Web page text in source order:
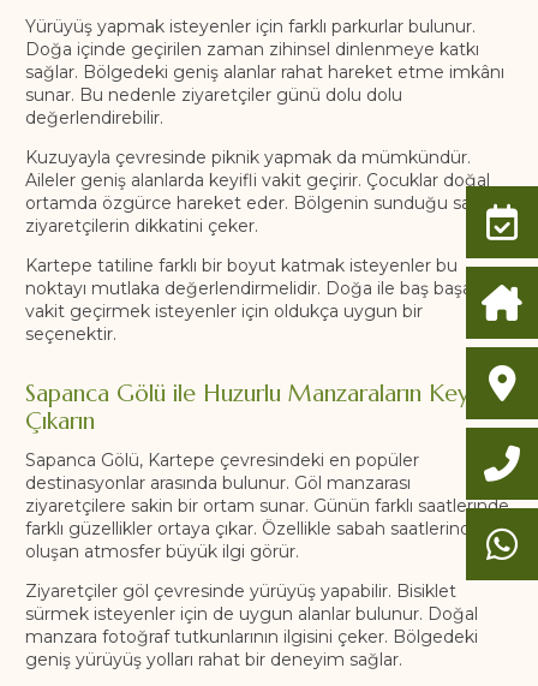
Yürüyüş yapmak isteyenler için farklı parkurlar bulunur.
Doğa içinde geçirilen zaman zihinsel dinlenmeye katkı
sağlar. Bölgedeki geniş alanlar rahat hareket etme imkânı
sunar. Bu nedenle ziyaretçiler günü dolu dolu
değerlendirebilir.
Kuzuyayla çevresinde piknik yapmak da mümkündür.
Aileler geniş alanlarda keyifli vakit geçirir. Çocuklar doğal
ortamda özgürce hareket eder. Bölgenin sunduğu sakinlik
ziyaretçilerin dikkatini çeker.
Kartepe tatiline farklı bir boyut katmak isteyenler bu
noktayı mutlaka değerlendirmelidir. Doğa ile baş başa
vakit geçirmek isteyenler için oldukça uygun bir
seçenektir.
Sapanca Gölü ile Huzurlu Manzaraların Keyfini
Çıkarın
Sapanca Gölü, Kartepe çevresindeki en popüler
destinasyonlar arasında bulunur. Göl manzarası
ziyaretçilere sakin bir ortam sunar. Günün farklı saatlerinde
farklı güzellikler ortaya çıkar. Özellikle sabah saatlerinde
oluşan atmosfer büyük ilgi görür.
Ziyaretçiler göl çevresinde yürüyüş yapabilir. Bisiklet
sürmek isteyenler için de uygun alanlar bulunur. Doğal
manzara fotoğraf tutkunlarının ilgisini çeker. Bölgedeki
geniş yürüyüş yolları rahat bir deneyim sağlar.